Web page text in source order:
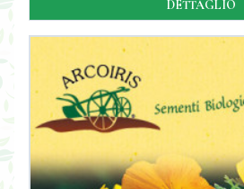
DETTAGLIO